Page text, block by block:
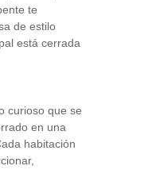
te
de estilo
está cerrada
curioso que se
en una
habitación